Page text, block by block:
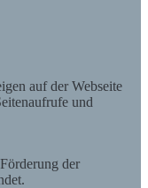
auf der Webseite
und
der